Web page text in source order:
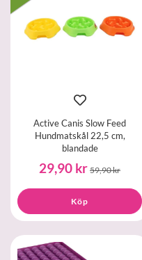
Active Canis Slow Feed
Hundmatskål 22,5 cm,
blandade
29,90 kr 59,90 kr
Köp